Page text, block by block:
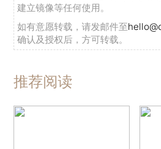
建立镜像等任何使用。
如有意愿转载，请发邮件至
确认及授权后，方可转载。
推荐阅读